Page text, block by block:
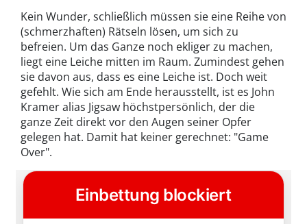
Kein Wunder, schließlich müssen sie eine Reihe von
(schmerzhaften) Rätseln lösen, um sich zu
befreien. Um das Ganze noch ekliger zu machen,
liegt eine Leiche mitten im Raum. Zumindest gehen
sie davon aus, dass es eine Leiche ist. Doch weit
gefehlt. Wie sich am Ende herausstellt, ist es John
Kramer alias Jigsaw höchstpersönlich, der die
ganze Zeit direkt vor den Augen seiner Opfer
gelegen hat. Damit hat keiner gerechnet: "Game
Over".